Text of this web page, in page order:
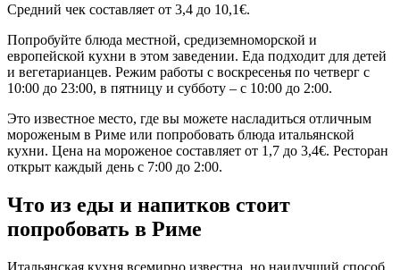
Средний чек составляет от 3,4 до 10,1€.
Попробуйте блюда местной, средиземноморской и
европейской кухни в этом заведении. Еда подходит для детей
и вегетарианцев. Режим работы с воскресенья по четверг с
10:00 до 23:00, в пятницу и субботу – с 10:00 до 2:00.
Это известное место, где вы можете насладиться отличным
мороженым в Риме или попробовать блюда итальянской
кухни. Цена на мороженое составляет от 1,7 до 3,4€. Ресторан
открыт каждый день с 7:00 до 2:00.
Что из еды и напитков стоит
попробовать в Риме
Итальянская кухня всемирно известна, но наилучший способ